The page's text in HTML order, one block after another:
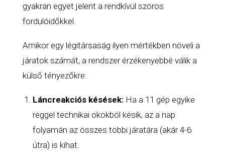
gyakran egyet jelent a rendkívül szoros
fordulóidőkkel.
Amikor egy légitársaság ilyen mértékben növeli a
járatok számát, a rendszer érzékenyebbé válik a
külső tényezőkre:
Láncreakciós késések: Ha a 11 gép egyike
reggel technikai okokból késik, az a nap
folyamán az összes többi járatára (akár 4-6
útra) is kihat.